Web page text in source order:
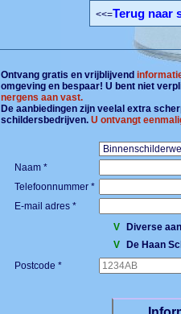
<<=Terug naar
Ontvang gratis en vrijblijvend
omgeving en bespaar! U bent niet
nergens aan vast.
De aanbiedingen zijn veelal extra
schildersbedrijven.U ontvangt
Naam *
Telefoonnummer *
E-mail adres *
V
Diverse
V
De Haan
Postcode *